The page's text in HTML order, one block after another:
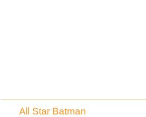
All Star Batman